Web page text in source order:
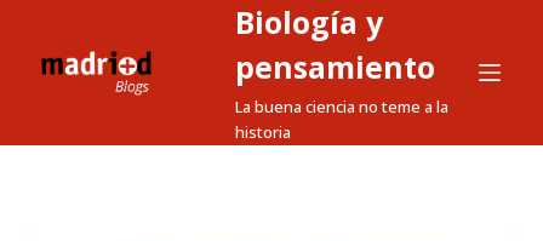
a
Biología y
pensamiento
La buena ciencia no teme a la
historia